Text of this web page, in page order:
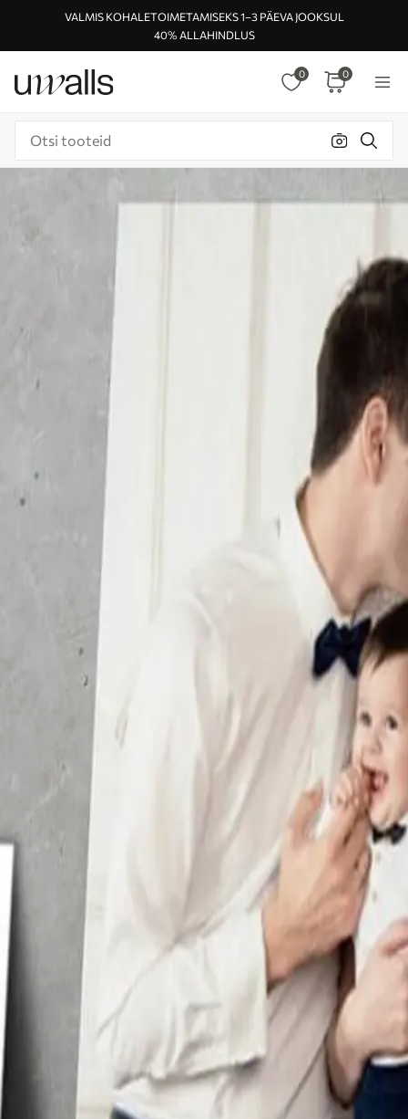
VALMIS KOHALETOIMETAMISEKS 1–3 PÄEVA JOOKSUL
40% ALLAHINDLUS
0 0